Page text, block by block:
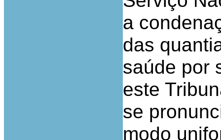
a
das
saúde por
este
se
modo